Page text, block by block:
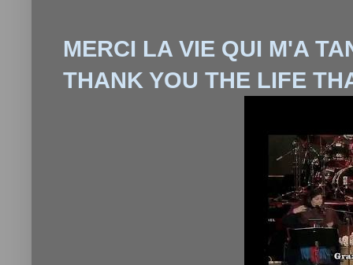
MERCI LA VIE QUI M'A
THANK YOU THE LIFE